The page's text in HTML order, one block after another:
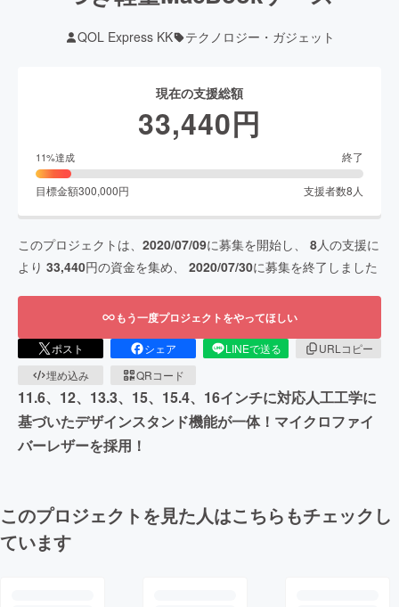
QOL Express KK テクノロジー・ガジェット
現在の支援総額
33,440円
11%達成 終了
目標金額300,000円 支援者数8 人
このプロジェクトは、 2020/07/09に募集を開始し、 8人の支援に
より 33,440円の資金を集め、 2020/07/30に募集を終了しました
もう一度プロジェクトをやってほしい
ポスト シェア LINEで送る
URLコピー
埋め込み
QRコード
11.6、12、13.3、15、15.4、16インチに対応人工工学に
基づいたデザインスタンド機能が一体！マイクロファイ
バーレザーを採用！
このプロジェクトを見た人はこちらもチェックし
ています